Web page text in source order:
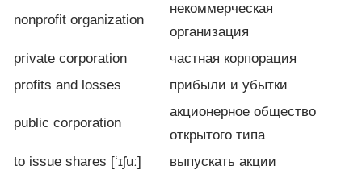
nonprofit organization
некоммерческая
организация
private corporation
частная корпорация
profits and losses
прибыли и убытки
public corporation
акционерное общество
открытого типа
to issue shares [‘ɪʃuː]
выпускать акции